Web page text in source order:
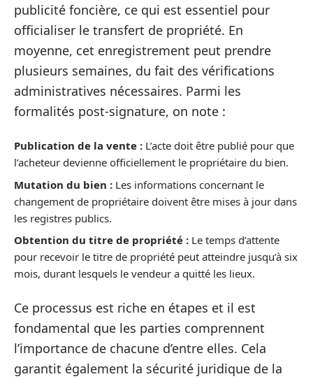
publicité foncière, ce qui est essentiel pour
officialiser le transfert de propriété. En
moyenne, cet enregistrement peut prendre
plusieurs semaines, du fait des vérifications
administratives nécessaires. Parmi les
formalités post-signature, on note :
Publication de la vente : L’acte doit être publié pour que
l’acheteur devienne officiellement le propriétaire du bien.
Mutation du bien : Les informations concernant le
changement de propriétaire doivent être mises à jour dans
les registres publics.
Obtention du titre de propriété : Le temps d’attente
pour recevoir le titre de propriété peut atteindre jusqu’à six
mois, durant lesquels le vendeur a quitté les lieux.
Ce processus est riche en étapes et il est
fondamental que les parties comprennent
l’importance de chacune d’entre elles. Cela
garantit également la sécurité juridique de la